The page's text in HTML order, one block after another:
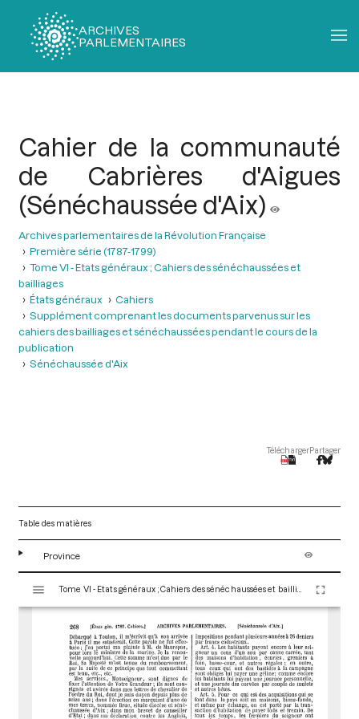
ARCHIVES
PARLEMENTAIRES
Cahier de la communauté
de Cabrières d'Aigues
(Sénéchaussée d'Aix)
Archives parlementaires de la Révolution Française
Première série (1787-1799)
Tome VI - Etats généraux ; Cahiers des sénéchaussées et
bailliages
États généraux
Cahiers
Supplément comprenant les documents parvenus sur les
cahiers des bailliages et sénéchaussées pendant le cours de la
publication
Sénéchaussée d'Aix
TéléchargerPartager
Table des matières
Province
s